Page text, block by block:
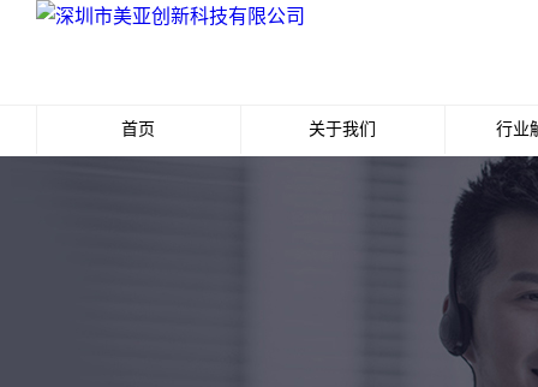
首页 关于我们 行业